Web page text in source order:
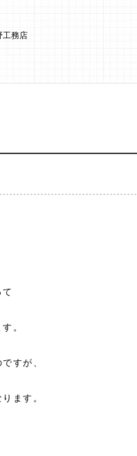
工務店
。
すが、
ます。